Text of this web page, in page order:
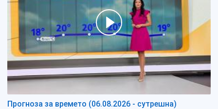
Прогноза за времето (06.08.2026 - сутрешна)